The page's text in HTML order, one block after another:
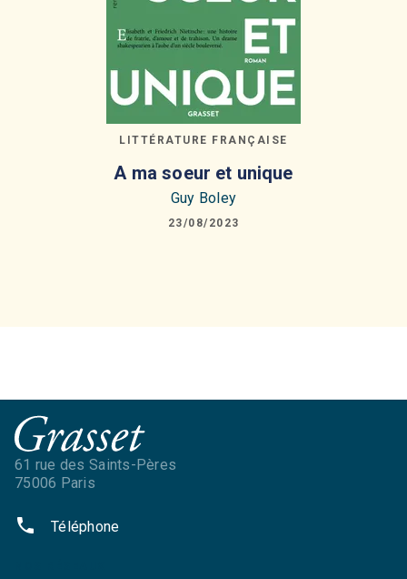
LITTÉRATURE FRANÇAISE
A ma soeur et unique
Guy Boley
23/08/2023
61 rue des Saints-Pères
75006 Paris
phone Téléphone